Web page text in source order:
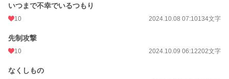
いつまで不幸でいるつもり
10 2024.10.08 07:10134文字
先制攻撃
10 2024.10.09 06:12202文字
なくしもの